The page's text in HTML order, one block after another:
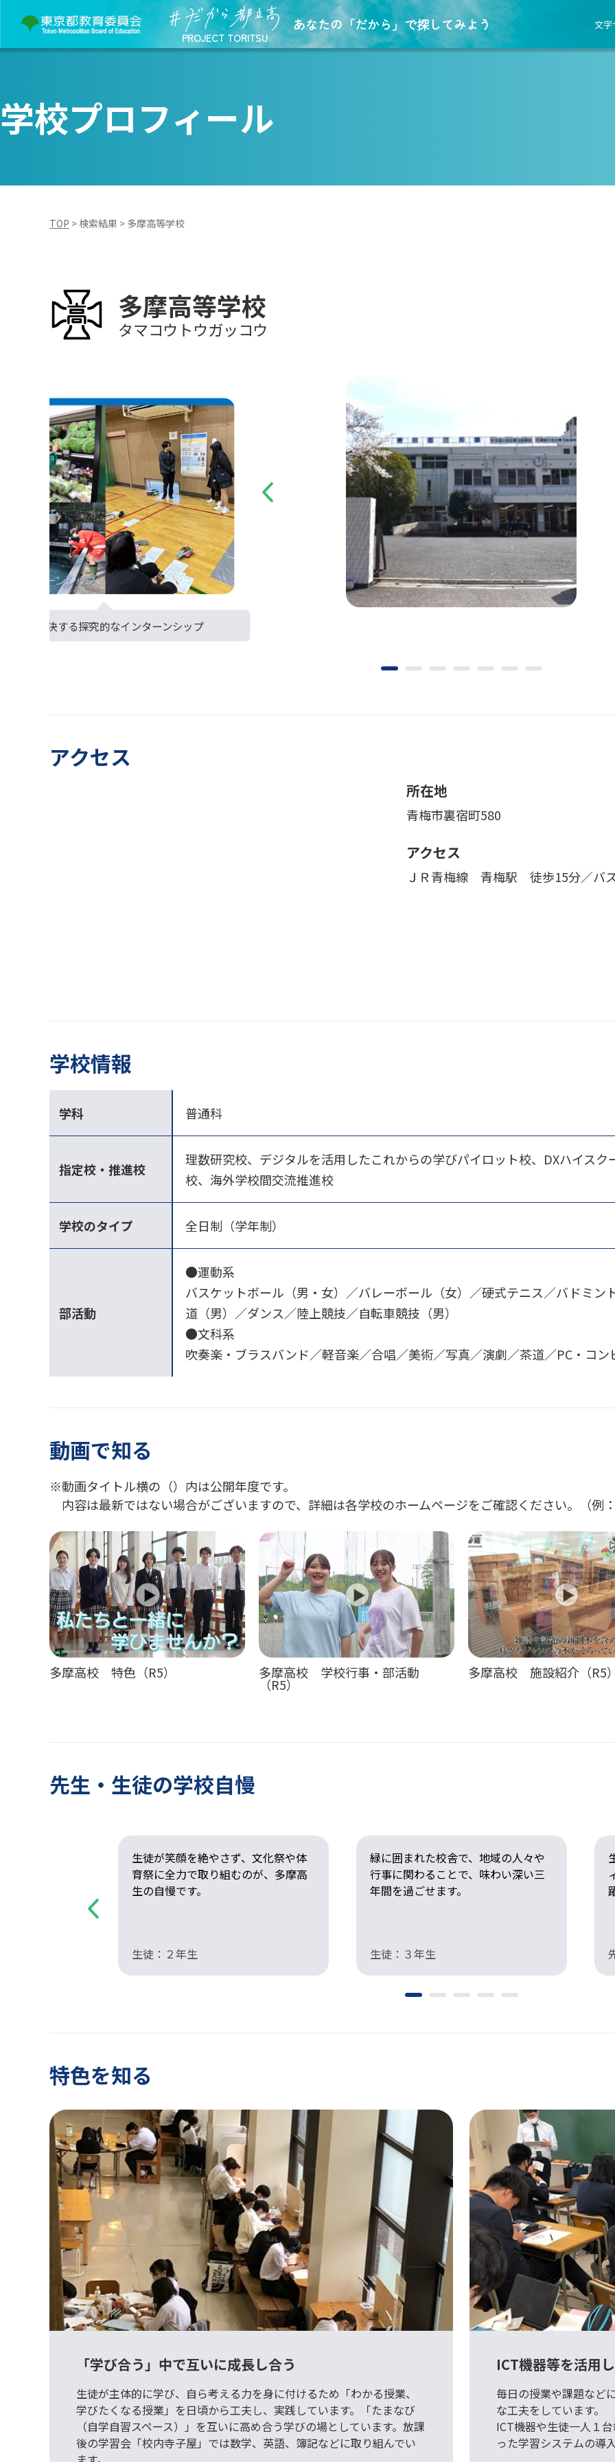
PROJECT TORITSU
あなたの「だから」で探してみよう 文字
学校プロフィール
TOP > 検索結果 > 多摩高等学校
多摩高等学校
タマコウトウガッコウ
Previous
課題を解決する探究的なインターンシップ
アクセス
所在地
青梅市裏宿町580
アクセス
ＪＲ青梅線 青梅駅 徒歩15分／バ
学校情報
学科 普通科
指定校・推進校
理数研究校、デジタルを活用したこれからの学びパイロット校、DXハイス
校、海外学校間交流推進校
学校のタイプ 全日制（学年制）
部活動
●運動系
バスケットボール（男・女）／バレーボール（女）／硬式テニス／バドミン
道（男）／ダンス／陸上競技／自転車競技（男）
●文科系
吹奏楽・ブラスバンド／軽音楽／合唱／美術／写真／演劇／茶道／PC・コ
動画で知る
動画タイトル横の（）内は公開年度です。
内容は最新ではない場合がございますので、詳細は各学校のホームページをご確認ください。（例：
多摩高校 特色（R5） 多摩高校 学校行事・部活動
（R5）
多摩高校 施設紹介（R5）
先生・生徒の学校自慢
Previous
生徒が笑顔を絶やさず、文化祭や体
育祭に全力で取り組むのが、多摩高
生の自慢です。
生徒：２年生
緑に囲まれた校舎で、地域の人々や
行事に関わることで、味わい深い三
年間を過ごせます。
生徒：３年生
特色を知る
「学び合う」中で互いに成長し合う
生徒が主体的に学び、自ら考える力を身に付けるため「わかる授業、
学びたくなる授業」を日頃から工夫し、実践しています。「たまなび
（自学自習スペース）」を互いに高め合う学びの場としています。放課
後の学習会「校内寺子屋」では数学、英語、簿記などに取り組んでい
ICT機器等を活用
毎日の授業や課題など
な工夫をしています。
ICT機器や生徒一人１
った学習システムの導